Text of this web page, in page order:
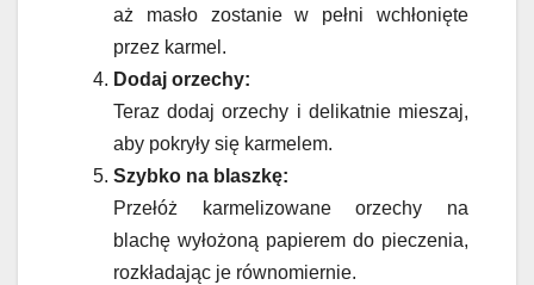
aż masło zostanie w pełni wchłonięte
przez karmel.
Dodaj orzechy:
Teraz dodaj orzechy i delikatnie mieszaj,
aby pokryły się karmelem.
Szybko na blaszkę:
Przełóż karmelizowane orzechy na
blachę wyłożoną papierem do pieczenia,
rozkładając je równomiernie.